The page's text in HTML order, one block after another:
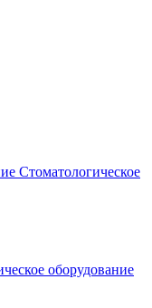
Стоматологическое
оборудование